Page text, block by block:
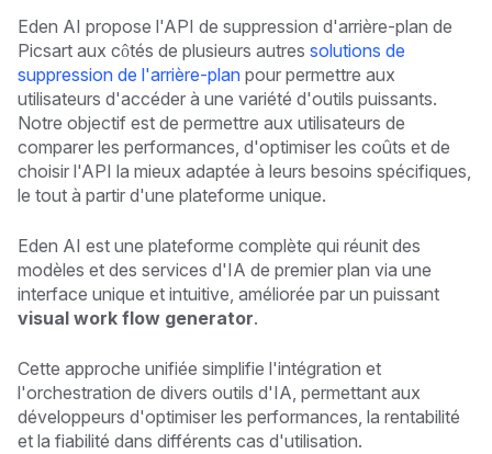
Eden AI propose l'API de suppression d'arrière-plan de
Picsart aux côtés de plusieurs autres solutions de
suppression de l'arrière-plan pour permettre aux
utilisateurs d'accéder à une variété d'outils puissants.
Notre objectif est de permettre aux utilisateurs de
comparer les performances, d'optimiser les coûts et de
choisir l'API la mieux adaptée à leurs besoins spécifiques,
le tout à partir d'une plateforme unique.
Eden AI est une plateforme complète qui réunit des
modèles et des services d'IA de premier plan via une
interface unique et intuitive, améliorée par un puissant
visual work flow generator.
Cette approche unifiée simplifie l'intégration et
l'orchestration de divers outils d'IA, permettant aux
développeurs d'optimiser les performances, la rentabilité
et la fiabilité dans différents cas d'utilisation.